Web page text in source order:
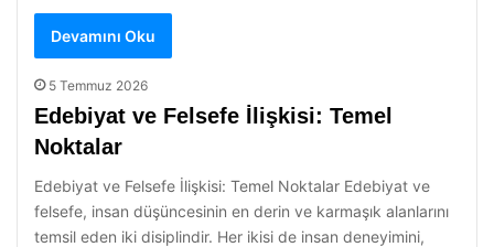
Devamını Oku
5 Temmuz 2026
Edebiyat ve Felsefe İlişkisi: Temel
Noktalar
Edebiyat ve Felsefe İlişkisi: Temel Noktalar Edebiyat ve
felsefe, insan düşüncesinin en derin ve karmaşık alanlarını
temsil eden iki disiplindir. Her ikisi de insan deneyimini,